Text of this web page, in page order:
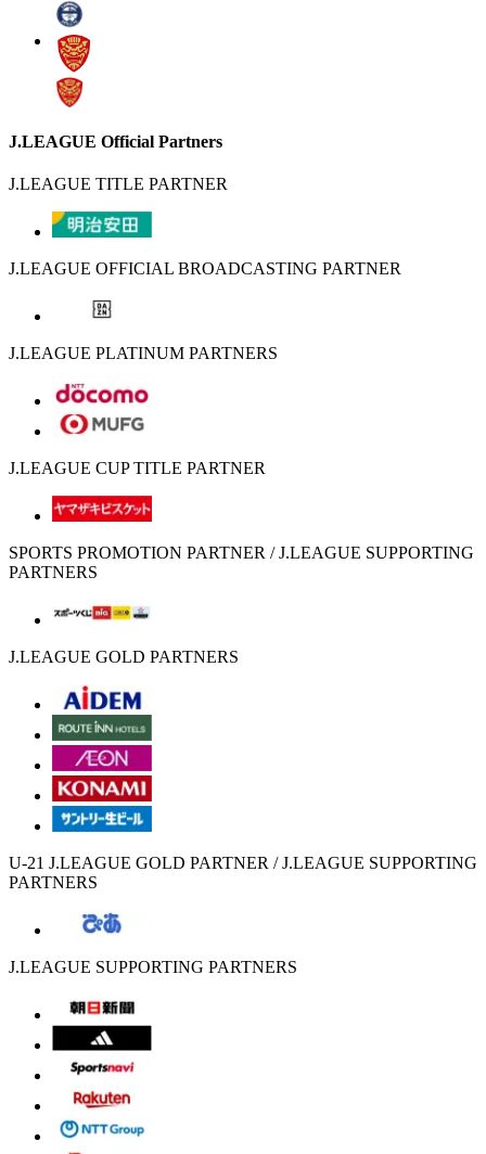
J.LEAGUE Official Partners
J.LEAGUE TITLE PARTNER
J.LEAGUE OFFICIAL BROADCASTING PARTNER
J.LEAGUE PLATINUM PARTNERS
J.LEAGUE CUP TITLE PARTNER
SPORTS PROMOTION PARTNER / J.LEAGUE SUPPORTING
PARTNERS
J.LEAGUE GOLD PARTNERS
U-21 J.LEAGUE GOLD PARTNER / J.LEAGUE SUPPORTING
PARTNERS
J.LEAGUE SUPPORTING PARTNERS